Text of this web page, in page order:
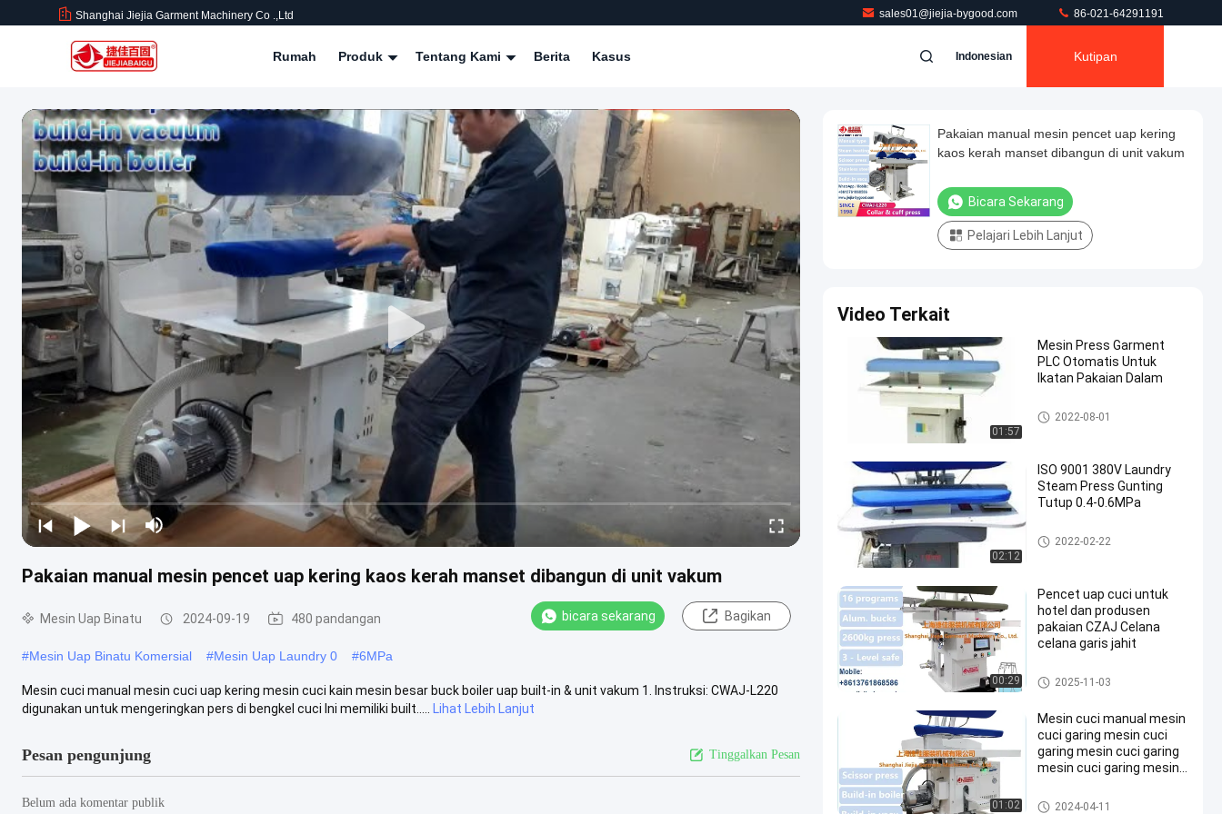
Shanghai Jiejia Garment Machinery Co .,ltd sales01@jiejia-bygood.com 86-021-64291191
Rumah Produk Tentang Kami Berita Kasus Indonesian Kutipan
Pakaian manual mesin pencet uap kering kaos kerah manset dibangun di unit vakum
Mesin Uap Binatu 2024-09-19 480 pandangan bicara sekarang Bagikan
#Mesin Uap Binatu Komersial #Mesin Uap Laundry 0 #6MPa
Mesin cuci manual mesin cuci uap kering mesin cuci kain mesin besar buck boiler uap built-in & unit vakum 1. Instruksi: CWAJ-L220
digunakan untuk mengeringkan pers di bengkel cuci Ini memiliki built.....
Lihat Lebih Lanjut
Pesan pengunjung Tinggalkan Pesan
Belum ada komentar publik
Pakaian manual mesin pencet uap kering
kaos kerah manset dibangun di unit vakum
Bicara Sekarang
Pelajari Lebih Lanjut
Video Terkait
01:57
Mesin Press Garment
PLC Otomatis Untuk
Ikatan Pakaian Dalam
Mesin Press Garmen
2022-08-01
02:12
ISO 9001 380V Laundry
Steam Press Gunting
Tutup 0.4-0.6MPa
Mesin Uap Binatu
2022-02-22
00:29
Pencet uap cuci untuk
hotel dan produsen
pakaian CZAJ Celana
celana garis jahit
Mesin Uap Binatu
2025-11-03
01:02
Mesin cuci manual mesin
cuci garing mesin cuci
garing mesin cuci garing
mesin cuci garing mesin
garing mesin cuci garing
Mesin Uap Binatu
2024-04-11